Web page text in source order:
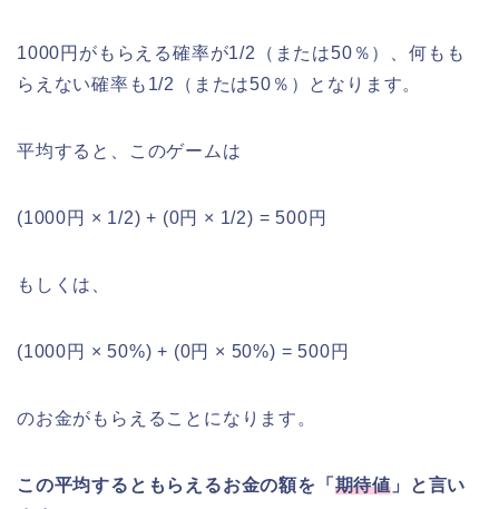
1000円がもらえる確率が1/2（または50％）、何もも
らえない確率も1/2（または50％）となります。
平均すると、このゲームは
(1000円 × 1/2) + (0円 × 1/2) = 500円
もしくは、
(1000円 × 50%) + (0円 × 50%) = 500円
のお金がもらえることになります。
この平均するともらえるお金の額を「 期待値 」と言い